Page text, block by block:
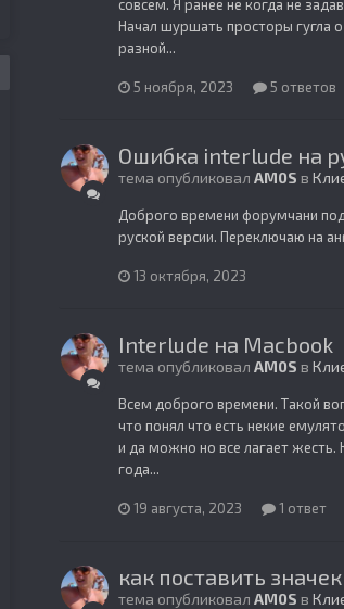
совсем. Я ранее не когда не
Начал шуршать просторы гугла
разной...
5 ноября, 2023 5 ответов
Ошибка interlude на
тема опубликовал AM0S в
Доброго времени форумчани
руской версии. Переключаю на
13 октября, 2023
Interlude на Macbook
тема опубликовал AM0S в
Всем доброго времени. Такой
что понял что есть некие
и да можно но все лагает жесть.
года...
19 августа, 2023 1 ответ
как поставить
тема опубликовал AM0S в